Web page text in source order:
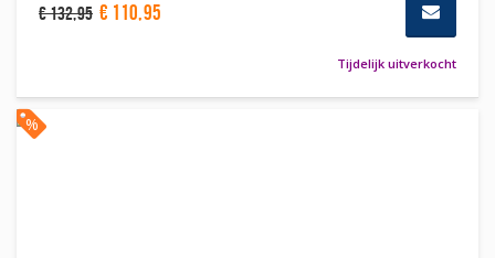
€132,95 € 110,95
Tijdelijk uitverkocht
%